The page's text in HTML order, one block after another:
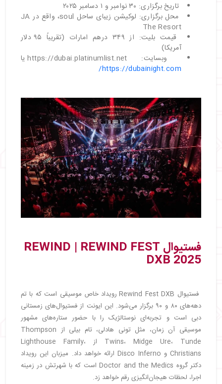
تاریخ برگزاری: ۳۰ نوامبر و ۱ دسامبر ۲۰۲۵
محل برگزاری: لوکیشن زیبای ساحل soul، واقع در JA
The Resort
قیمت بلیت: از ۳۴۹ درهم امارات (تقریباً ۹۵ دلار
آمریکا)
وبسایت: https://dubai.platinumlist.net یا
https://dubainight.com/
فستیوال REWIND | REWIND FEST
DXB 2025
فستیوال Rewind Fest DXB رویداد خاص موسیقی است که با تم
دهه‌های ۸۰ و ۹۰ برگزار می‌شود. این ایونت از فستیوال‌های زمستانی
دبی است و تجربه‌ای نوستالژیک را با حضور ستاره‌های مشهور
موسیقی آن زمان، مثل تونی هادلی، تام بیلی از Thompson
Twins، Midge Ure، Tunde از Lighthouse Family،
Christians و Disco Inferno ارائه خواهد داد. میزبان این رویداد
دکتر گروه Doctor and the Medics است که با شهرتش در زمینه
اجرا، لحظات هیجان‌انگیزی رقم خواهد زد.